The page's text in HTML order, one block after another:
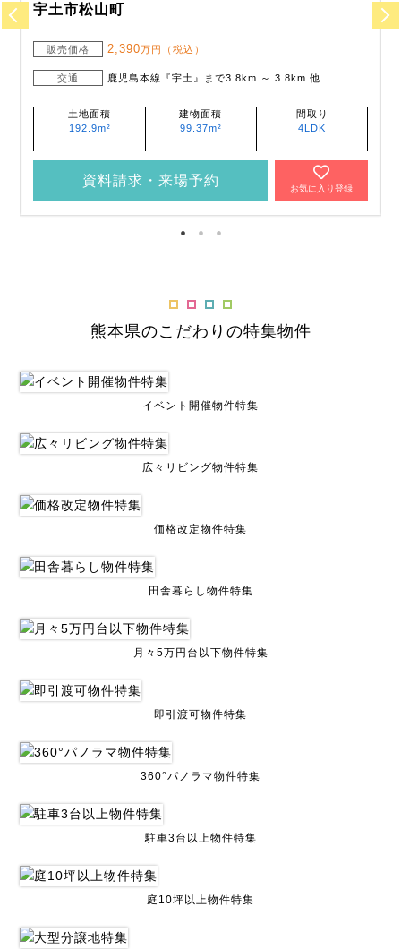
万円（税込）
本線『宇土』まで3.8km ～ 3.8km 他
建物面積
99.37m²
間取り
4LDK
・来場予約
お気に入り登録
宇城市松橋町南豊崎
交通
土地面積
197.97m²～
資料請求・
熊本県のこだわりの特集物件
イベント開催物件特集
広々リビング物件特集
価格改定物件特集
田舎暮らし物件特集
月々5万円台以下物件特集
即引渡可物件特集
360°パノラマ物件特集
駐車3台以上物件特集
庭10坪以上物件特集